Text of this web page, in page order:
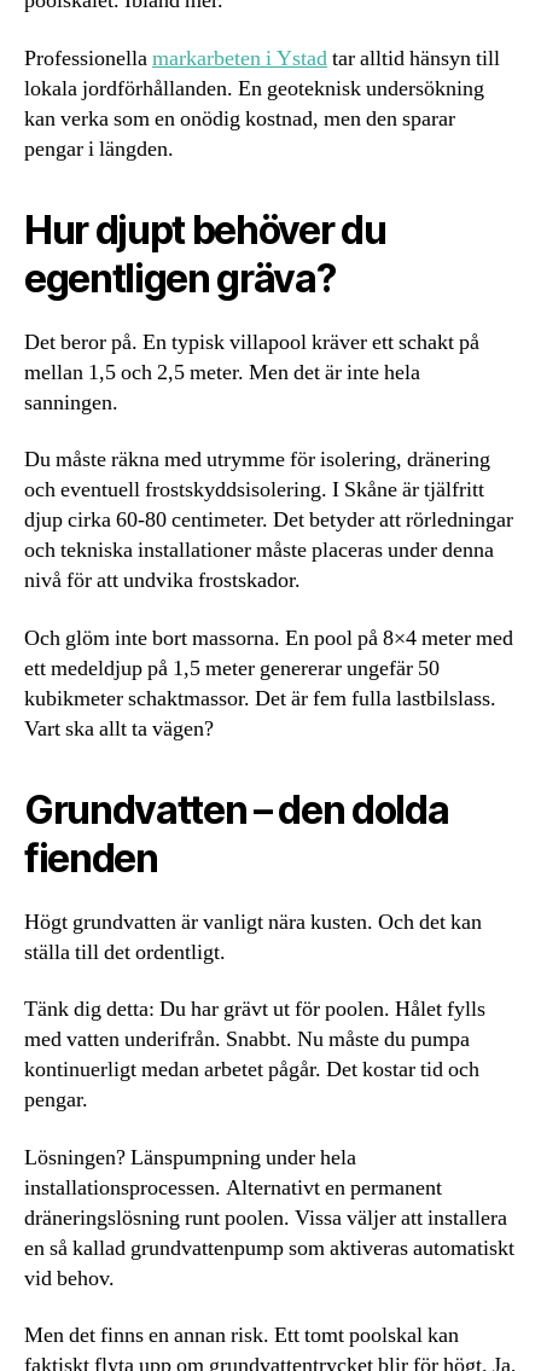
Professionellamarkarbeten i Ystadtar alltid hänsyn till
lokala jordförhållanden. En geoteknisk undersökning
kan verka som en onödig kostnad, men den sparar
pengar i längden.
Hur djupt behöver du
egentligen gräva?
Det beror på. En typisk villapool kräver ett schakt på
mellan 1,5 och 2,5 meter. Men det är inte hela
sanningen.
Du måste räkna med utrymme för isolering, dränering
och eventuell frostskyddsisolering. I Skåne är tjälfritt
djup cirka 60-80 centimeter. Det betyder att rörledningar
och tekniska installationer måste placeras under denna
nivå för att undvika frostskador.
Och glöm inte bort massorna. En pool på 8×4 meter med
ett medeldjup på 1,5 meter genererar ungefär 50
kubikmeter schaktmassor. Det är fem fulla lastbilslass.
Vart ska allt ta vägen?
Grundvatten – den dolda
fienden
Högt grundvatten är vanligt nära kusten. Och det kan
ställa till det ordentligt.
Tänk dig detta: Du har grävt ut för poolen. Hålet fylls
med vatten underifrån. Snabbt. Nu måste du pumpa
kontinuerligt medan arbetet pågår. Det kostar tid och
pengar.
Lösningen? Länspumpning under hela
installationsprocessen. Alternativt en permanent
dräneringslösning runt poolen. Vissa väljer att installera
en så kallad grundvattenpump som aktiveras automatiskt
vid behov.
Men det finns en annan risk. Ett tomt poolskal kan